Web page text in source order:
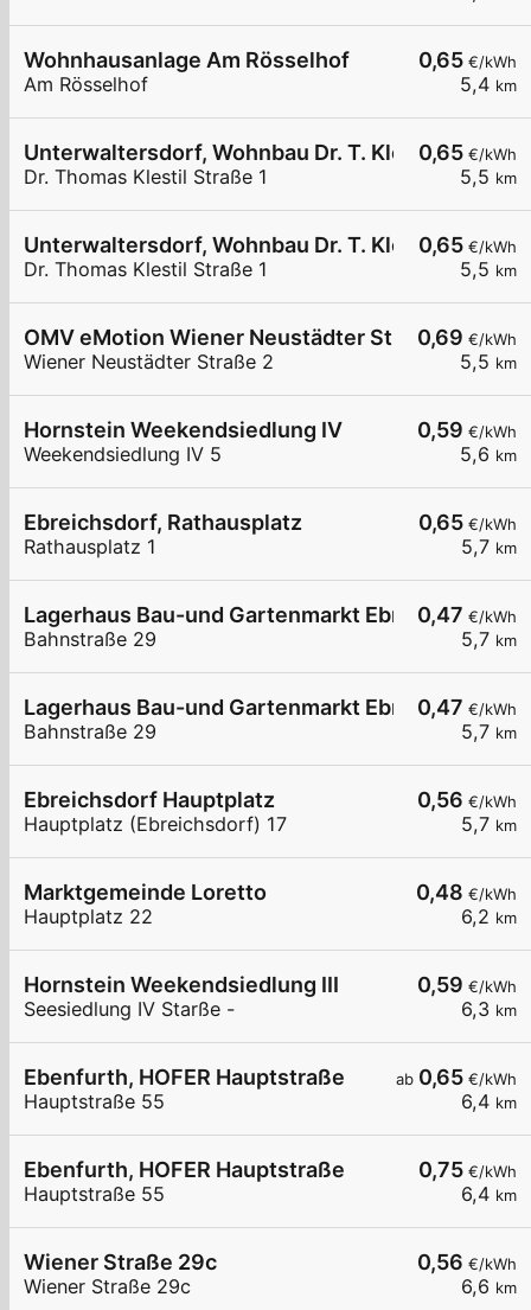
0,65 €/kWh
5,4 km
Wohnhausanlage Am Rösselhof
Am Rösselhof
0,65 €/kWh
5,5 km
Unterwaltersdorf, Wohnbau Dr. T. Klestil. Str.
Dr. Thomas Klestil Straße 1
0,65 €/kWh
5,5 km
Unterwaltersdorf, Wohnbau Dr. T. Klestil. Str.
Dr. Thomas Klestil Straße 1
0,69 €/kWh
5,5 km
OMV eMotion Wiener Neustädter Straße 2
Wiener Neustädter Straße 2
0,59 €/kWh
5,6 km
Hornstein Weekendsiedlung IV
Weekendsiedlung IV 5
0,65 €/kWh
5,7 km
Ebreichsdorf, Rathausplatz
Rathausplatz 1
0,47 €/kWh
5,7 km
Lagerhaus Bau-und Gartenmarkt Ebreichsdorf
Bahnstraße 29
0,47 €/kWh
5,7 km
Lagerhaus Bau-und Gartenmarkt Ebreichsdorf
Bahnstraße 29
0,56 €/kWh
5,7 km
Ebreichsdorf Hauptplatz
Hauptplatz (Ebreichsdorf) 17
0,48 €/kWh
6,2 km
Marktgemeinde Loretto
Hauptplatz 22
0,59 €/kWh
6,3 km
Hornstein Weekendsiedlung III
Seesiedlung IV Starße -
ab 0,65 €/kWh
6,4 km
Ebenfurth, HOFER Hauptstraße
Hauptstraße 55
0,75 €/kWh
6,4 km
Ebenfurth, HOFER Hauptstraße
Hauptstraße 55
0,56 €/kWh
6,6 km
Wiener Straße 29c
Wiener Straße 29c